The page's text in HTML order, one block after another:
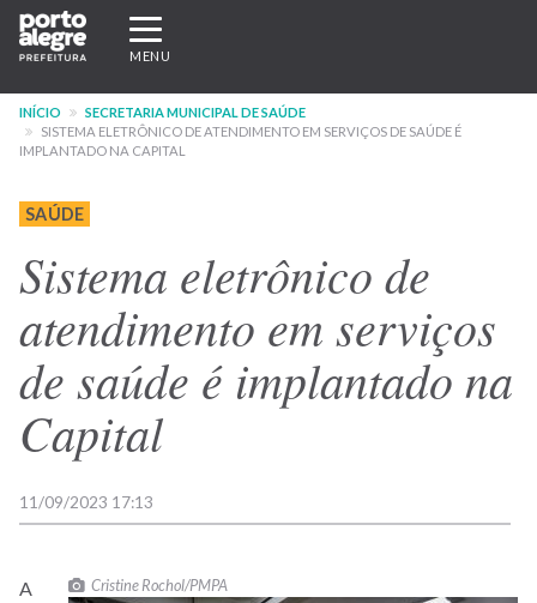
Pular
para
conteúdo
principal
Expandir/recolher
navegação
MENU
INÍCIO
SECRETARIA MUNICIPAL DE SAÚDE
SISTEMA ELETRÔNICO DE ATENDIMENTO EM SERVIÇOS DE SAÚDE É
IMPLANTADO NA CAPITAL
SAÚDE
Sistema eletrônico de
atendimento em serviços
de saúde é implantado na
Capital
11/09/2023 17:13
Cristine Rochol/PMPA
A